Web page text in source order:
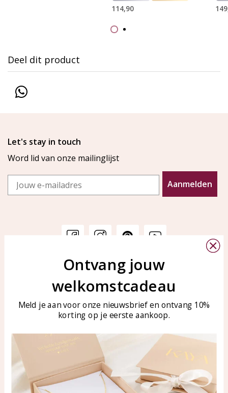
114,90
Deel dit product
Let's stay in touch
Word lid van onze mailinglijst
Email
Aanmelden
Veelgestelde vragen
Sieraden onderhouden
KAYA Sieraden
Bellen of WhatsApp Ma-Vr
tussen 09:00-17:00
Tel: 0850003187
WhatsApp: 0850003187
klantenservice@kayasierade
Producten KAYA Sieraden
Ontvang jouw
welkomstcadeau
Meld je aan voor onze nieuwsbrief en ontvang 10%
korting op je eerste aankoop.